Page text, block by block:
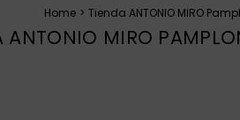
Home Tienda ANTONIO MIRO
ANTONIO MIRO